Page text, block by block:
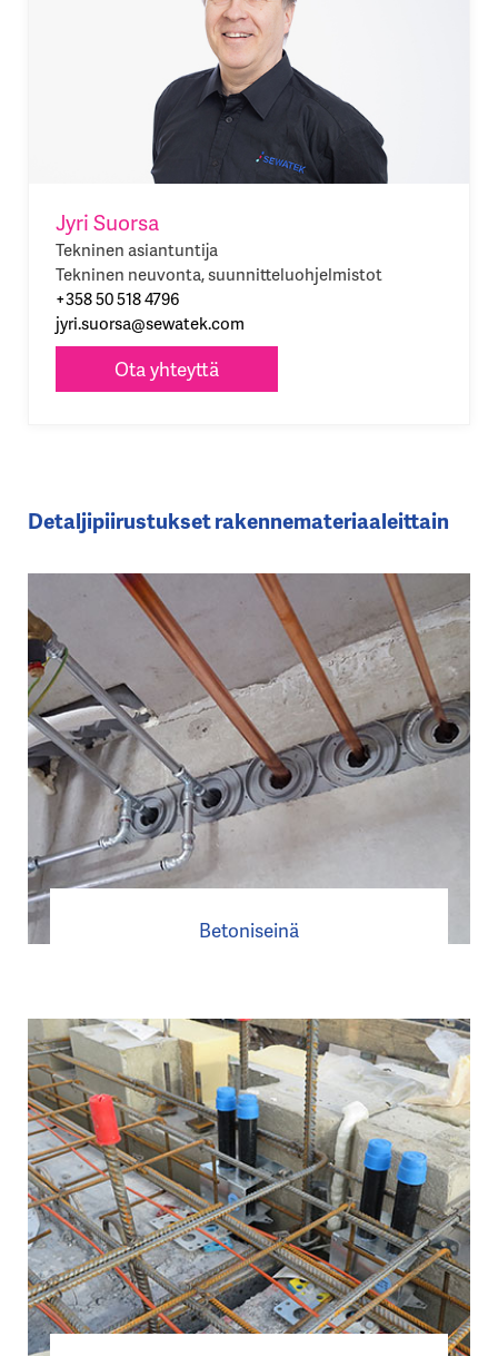
Jyri Suorsa
Tekninen asiantuntija
Tekninen neuvonta, suunnitteluohjelmistot
+358 50 518 4796
jyri.suorsa@sewatek.com
Ota yhteyttä
Detaljipiirustukset rakennemateriaaleittain
Betoniseinä